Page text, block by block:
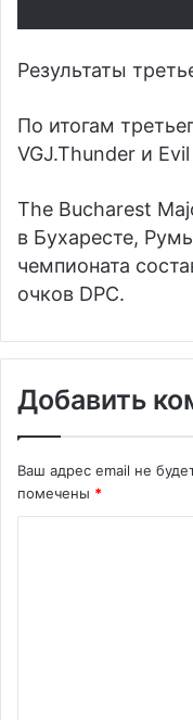
Результаты
По итогам
VGJ.Thunder и
The Bucharest
в Бухаресте,
чемпионата
очков DPC.
Добавить
Ваш адрес email не
помечены *